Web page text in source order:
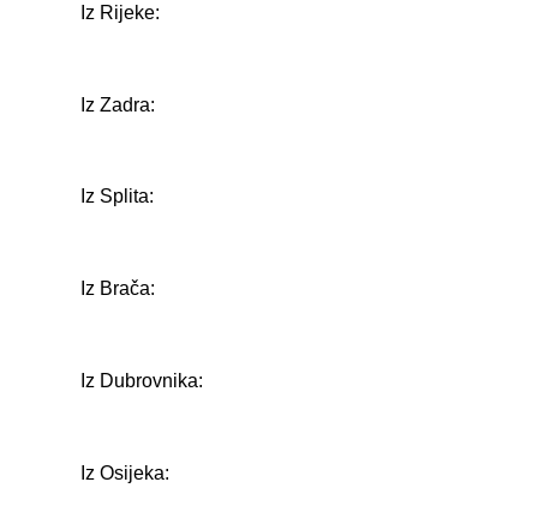
Iz Rijeke:
Iz Zadra:
Iz Splita:
Iz Brača:
Iz Dubrovnika:
Iz Osijeka: